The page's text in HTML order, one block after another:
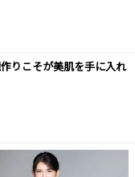
りこそが美肌を手に入れ